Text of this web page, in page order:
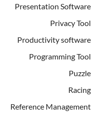
Presentation Software
Privacy Tool
Productivity software
Programming Tool
Puzzle
Racing
Reference Management